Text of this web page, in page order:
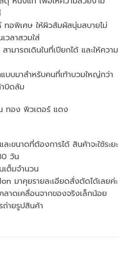
ทอพิเศษ ให้ผิวสัมผัสนุ่มสบายไม่
วลาสวมใส่
มารถเดินในที่เปียกได้ และให้ความ
บบมาสำหรับคนที่เท้าบวมใหญ่กว่า
บิดล้ม
ทอง พิวเตอร์ แดง
ขนาดที่ต้องการได้ สินค้าจะใช้ระยะ
วัน
เต็มจำนวน
มาคุยรายละเอียดสั่งตัดได้เลยค่ะ
ลาดเคลื่อนจากของจริงเล็กน้อย
ถ่ายรูปสินค้า